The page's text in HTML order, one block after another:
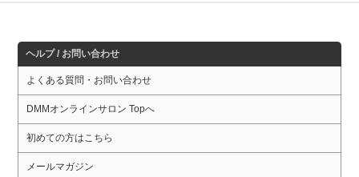
ヘルプ / お問い合わせ
よくある質問・お問い合わせ
DMMオンラインサロン Topへ
初めての方はこちら
メールマガジン